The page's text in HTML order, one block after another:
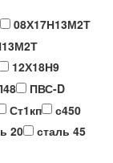
08Х17Н13М2Т
12Х18Н9
ПВС-D
Ст1кп
с450
20
сталь 45